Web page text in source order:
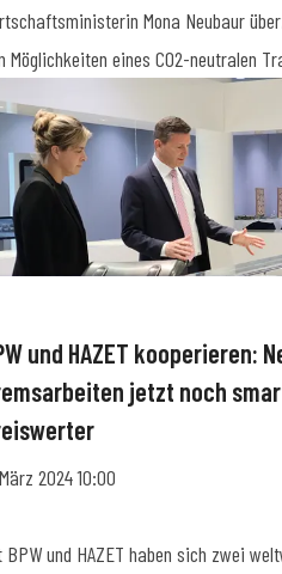
Mona Neubaur
Möglichkeiten eines CO2-neutralen
und HAZET kooperieren:
jetzt noch
2024 10:00
BPW und HAZET haben sich zwei